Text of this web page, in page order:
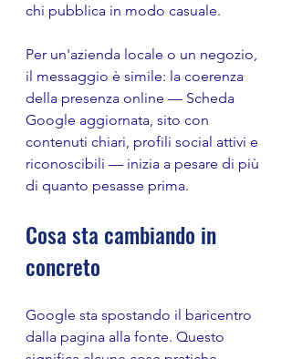
chi pubblica in modo casuale.
Per un'azienda locale o un negozio,
il messaggio è simile: la coerenza
della presenza online — Scheda
Google aggiornata, sito con
contenuti chiari, profili social attivi e
riconoscibili — inizia a pesare di più
di quanto pesasse prima.
Cosa sta cambiando in
concreto
Google sta spostando il baricentro
dalla pagina alla fonte. Questo